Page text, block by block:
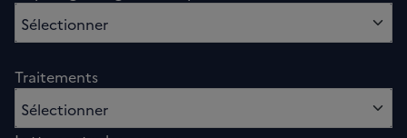
Sélectionner0 option sélectionnés
Traitements
Sélectionner0 option sélectionnés